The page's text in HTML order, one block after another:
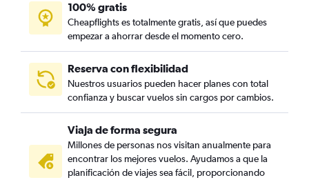
100% gratis
Cheapflights es totalmente gratis, así que puedes
empezar a ahorrar desde el momento cero.
Reserva con flexibilidad
Nuestros usuarios pueden hacer planes con total
confianza y buscar vuelos sin cargos por cambios.
Viaja de forma segura
Millones de personas nos visitan anualmente para
encontrar los mejores vuelos. Ayudamos a que la
planificación de viajes sea fácil, proporcionando